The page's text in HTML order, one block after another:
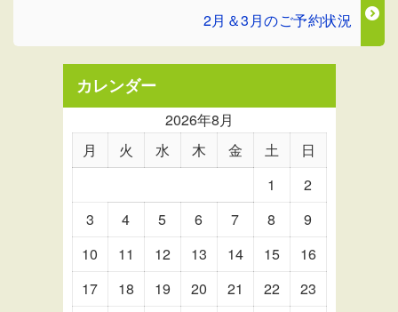
2月＆3月のご予約状況
カレンダー
2026年8月
月
火 水 木 金 土
日
1
2
3
4 5 6 7 8
9
10
11 12 13 14 15
16
17
18 19 20 21 22
23